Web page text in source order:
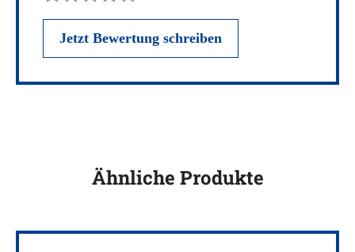
Ähnliche Produkte